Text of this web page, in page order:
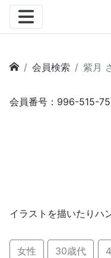
会員検索 紫月
会員番号：996-515-
イラストを描いたりハ
女性 30歳代